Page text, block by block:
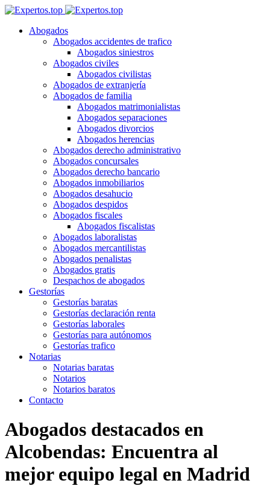
Abogados
Abogados accidentes de trafico
Abogados siniestros
Abogados civiles
Abogados civilistas
Abogados de extranjería
Abogados de familia
Abogados matrimonialistas
Abogados separaciones
Abogados divorcios
Abogados herencias
Abogados derecho administrativo
Abogados concursales
Abogados derecho bancario
Abogados inmobiliarios
Abogados desahucio
Abogados despidos
Abogados fiscales
Abogados fiscalistas
Abogados laboralistas
Abogados mercantilistas
Abogados penalistas
Abogados gratis
Despachos de abogados
Gestorías
Gestorías baratas
Gestorías declaración renta
Gestorías laborales
Gestorías para autónomos
Gestorías trafico
Notarias
Notarias baratas
Notarios
Notarios baratos
Contacto
Abogados destacados en
Alcobendas: Encuentra al
mejor equipo legal en Madrid